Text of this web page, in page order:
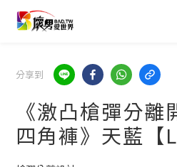
分享到
《激凸槍彈分
四角褲》天藍【L